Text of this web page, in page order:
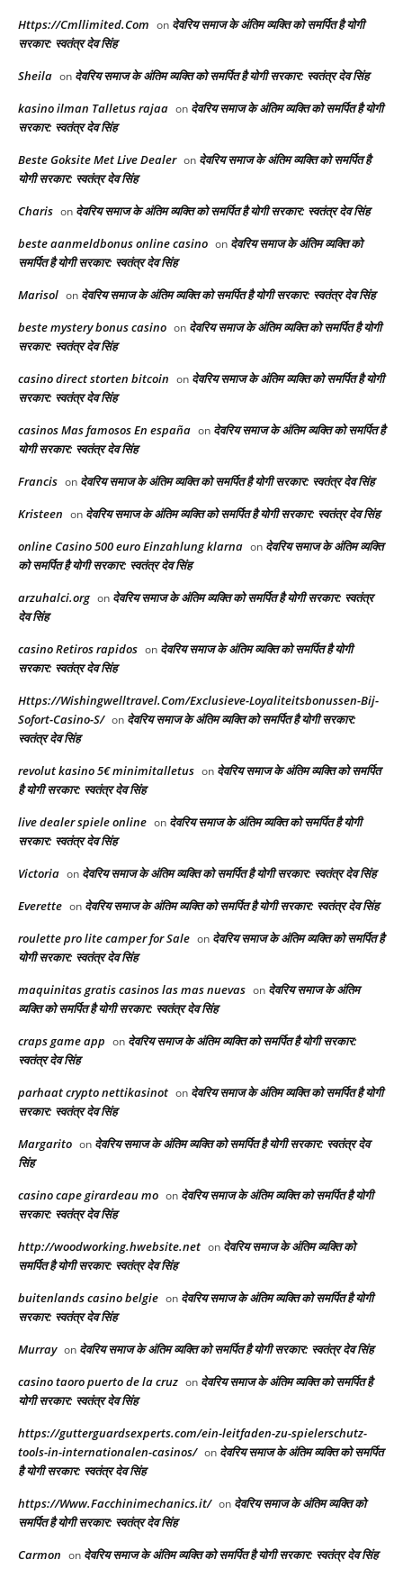
Https://Cmllimited.Com on देवरिय समाज के अंतिम व्यक्ति को समर्पित है योगी
सरकार: स्वतंत्र देव सिंह
Sheila on देवरिय समाज के अंतिम व्यक्ति को समर्पित है योगी सरकार: स्वतंत्र देव सिंह
kasino ilman Talletus rajaa on देवरिय समाज के अंतिम व्यक्ति को समर्पित है योगी
सरकार: स्वतंत्र देव सिंह
Beste Goksite Met Live Dealer on देवरिय समाज के अंतिम व्यक्ति को समर्पित है
योगी सरकार: स्वतंत्र देव सिंह
Charis on देवरिय समाज के अंतिम व्यक्ति को समर्पित है योगी सरकार: स्वतंत्र देव सिंह
beste aanmeldbonus online casino on देवरिय समाज के अंतिम व्यक्ति को
समर्पित है योगी सरकार: स्वतंत्र देव सिंह
Marisol on देवरिय समाज के अंतिम व्यक्ति को समर्पित है योगी सरकार: स्वतंत्र देव सिंह
beste mystery bonus casino on देवरिय समाज के अंतिम व्यक्ति को समर्पित है योगी
सरकार: स्वतंत्र देव सिंह
casino direct storten bitcoin on देवरिय समाज के अंतिम व्यक्ति को समर्पित है योगी
सरकार: स्वतंत्र देव सिंह
casinos Mas famosos En españa on देवरिय समाज के अंतिम व्यक्ति को समर्पित है
योगी सरकार: स्वतंत्र देव सिंह
Francis on देवरिय समाज के अंतिम व्यक्ति को समर्पित है योगी सरकार: स्वतंत्र देव सिंह
Kristeen on देवरिय समाज के अंतिम व्यक्ति को समर्पित है योगी सरकार: स्वतंत्र देव सिंह
online Casino 500 euro Einzahlung klarna on देवरिय समाज के अंतिम व्यक्ति
को समर्पित है योगी सरकार: स्वतंत्र देव सिंह
arzuhalci.org on देवरिय समाज के अंतिम व्यक्ति को समर्पित है योगी सरकार: स्वतंत्र
देव सिंह
casino Retiros rapidos on देवरिय समाज के अंतिम व्यक्ति को समर्पित है योगी
सरकार: स्वतंत्र देव सिंह
Https://Wishingwelltravel.Com/Exclusieve-Loyaliteitsbonussen-Bij-
Sofort-Casino-S/ on देवरिय समाज के अंतिम व्यक्ति को समर्पित है योगी सरकार:
स्वतंत्र देव सिंह
revolut kasino 5€ minimitalletus on देवरिय समाज के अंतिम व्यक्ति को समर्पित
है योगी सरकार: स्वतंत्र देव सिंह
live dealer spiele online on देवरिय समाज के अंतिम व्यक्ति को समर्पित है योगी
सरकार: स्वतंत्र देव सिंह
Victoria on देवरिय समाज के अंतिम व्यक्ति को समर्पित है योगी सरकार: स्वतंत्र देव सिंह
Everette on देवरिय समाज के अंतिम व्यक्ति को समर्पित है योगी सरकार: स्वतंत्र देव सिंह
roulette pro lite camper for Sale on देवरिय समाज के अंतिम व्यक्ति को समर्पित है
योगी सरकार: स्वतंत्र देव सिंह
maquinitas gratis casinos las mas nuevas on देवरिय समाज के अंतिम
व्यक्ति को समर्पित है योगी सरकार: स्वतंत्र देव सिंह
craps game app on देवरिय समाज के अंतिम व्यक्ति को समर्पित है योगी सरकार:
स्वतंत्र देव सिंह
parhaat crypto nettikasinot on देवरिय समाज के अंतिम व्यक्ति को समर्पित है योगी
सरकार: स्वतंत्र देव सिंह
Margarito on देवरिय समाज के अंतिम व्यक्ति को समर्पित है योगी सरकार: स्वतंत्र देव
सिंह
casino cape girardeau mo on देवरिय समाज के अंतिम व्यक्ति को समर्पित है योगी
सरकार: स्वतंत्र देव सिंह
http://woodworking.hwebsite.net on देवरिय समाज के अंतिम व्यक्ति को
समर्पित है योगी सरकार: स्वतंत्र देव सिंह
buitenlands casino belgie on देवरिय समाज के अंतिम व्यक्ति को समर्पित है योगी
सरकार: स्वतंत्र देव सिंह
Murray on देवरिय समाज के अंतिम व्यक्ति को समर्पित है योगी सरकार: स्वतंत्र देव सिंह
casino taoro puerto de la cruz on देवरिय समाज के अंतिम व्यक्ति को समर्पित है
योगी सरकार: स्वतंत्र देव सिंह
https://gutterguardsexperts.com/ein-leitfaden-zu-spielerschutz-
tools-in-internationalen-casinos/ on देवरिय समाज के अंतिम व्यक्ति को समर्पित
है योगी सरकार: स्वतंत्र देव सिंह
https://Www.Facchinimechanics.it/ on देवरिय समाज के अंतिम व्यक्ति को
समर्पित है योगी सरकार: स्वतंत्र देव सिंह
Carmon on देवरिय समाज के अंतिम व्यक्ति को समर्पित है योगी सरकार: स्वतंत्र देव सिंह